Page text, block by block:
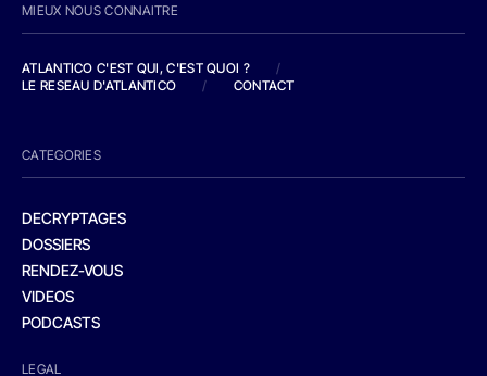
MIEUX NOUS CONNAITRE
ATLANTICO C'EST QUI, C'EST QUOI ?
/
LE RESEAU D'ATLANTICO
/ CONTACT
CATEGORIES
DECRYPTAGES
DOSSIERS
RENDEZ-VOUS
VIDEOS
PODCASTS
LEGAL